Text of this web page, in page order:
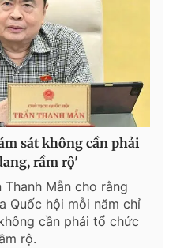
sát không cần phải
rầm rộ'
Mẫn cho rằng
Quốc hội mỗi năm chỉ
cần phải tổ chức
rộ.